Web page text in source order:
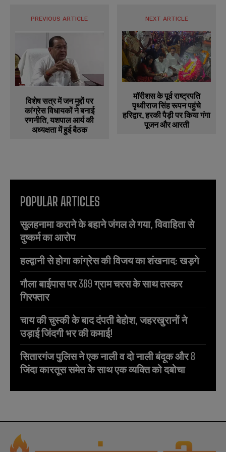
PREVIOUS ARTICLE
विशेष सत्र में जन मुद्दों पर
कांग्रेस विधायकों ने बनाई
रणनीति, यशपाल आर्य की
अध्यक्षता में हुई बैठक
NEXT ARTICLE
मॉरीशस के पूर्व राष्ट्रपति
पृथ्वीराज सिंह रूपन पहुंचे
हरिद्वार, हरकी पैड़ी पर किया गंगा
पूजन और आरती
POPULAR ARTICLES
सुलहनामा कराने के बहाने जंगल ले गया, विवाहिता से
दुष्कर्म का आरोप
हल्द्वानी से होगा कांग्रेस की विजय का शंखनाद: खड़गे
गौला बाईपास पर 369 ग्राम चरस के साथ तस्कर
गिरफ्तार
चाय की चुस्की के बाद दंपती बेहोश, जहरखुरानों ने
उड़ाई जिंदगी भर की कमाई!
सितारगंज पुलिस ने एक नाली व दो नाली बंदूक और 8
जिंदा कारतूस समेत के साथ एक व्यक्ति को दबोचा